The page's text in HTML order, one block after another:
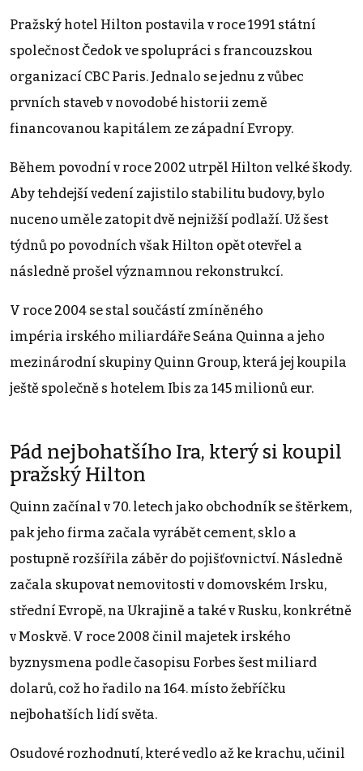
Pražský hotel Hilton postavila v roce 1991 státní
společnost Čedok ve spolupráci s francouzskou
organizací CBC Paris. Jednalo se jednu z vůbec
prvních staveb v novodobé historii země
financovanou kapitálem ze západní Evropy.
Během povodní v roce 2002 utrpěl Hilton velké škody.
Aby tehdejší vedení zajistilo stabilitu budovy, bylo
nuceno uměle zatopit dvě nejnižší podlaží. Už šest
týdnů po povodních však Hilton opět otevřel a
následně prošel významnou rekonstrukcí.
V roce 2004 se stal součástí zmíněného
impéria irského miliardáře Seána Quinna a jeho
mezinárodní skupiny Quinn Group, která jej koupila
ještě společně s hotelem Ibis za 145 milionů eur.
Pád nejbohatšího Ira, který si koupil
pražský Hilton
Quinn začínal v 70. letech jako obchodník se štěrkem,
pak jeho firma začala vyrábět cement, sklo a
postupně rozšířila záběr do pojišťovnictví. Následně
začala skupovat nemovitosti v domovském Irsku,
střední Evropě, na Ukrajině a také v Rusku, konkrétně
v Moskvě. V roce 2008 činil majetek irského
byznysmena podle časopisu Forbes šest miliard
dolarů, což ho řadilo na 164. místo žebříčku
nejbohatších lidí světa.
Osudové rozhodnutí, které vedlo až ke krachu, učinil